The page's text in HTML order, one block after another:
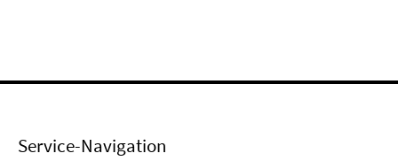
Service-Navigation